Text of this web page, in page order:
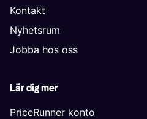
Kontakt
Nyhetsrum
Jobba hos oss
Lär dig mer
PriceRunner konto